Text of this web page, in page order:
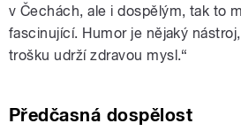
v Čechách, ale i dospělým, tak to
fascinující. Humor je nějaký
trošku udrží zdravou mysl.“
Předčasná dospělost